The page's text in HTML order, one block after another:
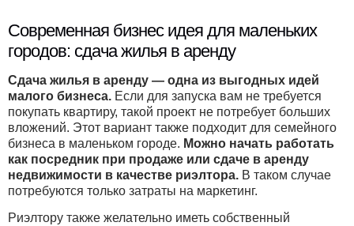
Современная бизнес идея для маленьких
городов: сдача жилья в аренду
Сдача жилья в аренду — одна из выгодных идей
малого бизнеса. Если для запуска вам не требуется
покупать квартиру, такой проект не потребует больших
вложений. Этот вариант также подходит для семейного
бизнеса в маленьком городе. Можно начать работать
как посредник при продаже или сдаче в аренду
недвижимости в качестве риэлтора. В таком случае
потребуются только затраты на маркетинг.
Риэлтору также желательно иметь собственный